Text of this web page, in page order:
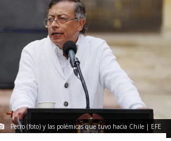
Petro (foto) y las polémicas que tuvo hacia Chile | EFE